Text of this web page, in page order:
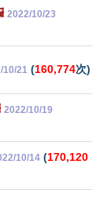
2022/10/23
10/21 (160,774次)
2022/10/19
10/14 (170,120